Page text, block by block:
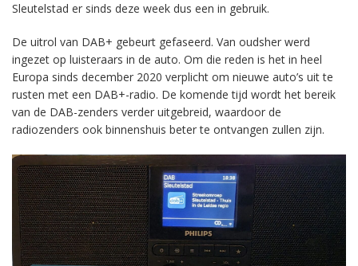
Sleutelstad er sinds deze week dus een in gebruik.
De uitrol van DAB+ gebeurt gefaseerd. Van oudsher werd
ingezet op luisteraars in de auto. Om die reden is het in heel
Europa sinds december 2020 verplicht om nieuwe auto’s uit te
rusten met een DAB+-radio. De komende tijd wordt het bereik
van de DAB-zenders verder uitgebreid, waardoor de
radiozenders ook binnenshuis beter te ontvangen zullen zijn.